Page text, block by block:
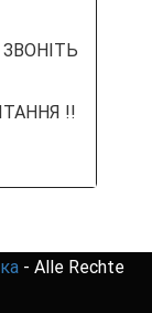
!!
- Alle Rechte